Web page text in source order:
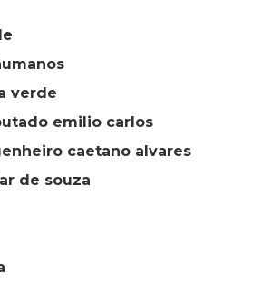
verde
emilio carlos
caetano alvares
de souza